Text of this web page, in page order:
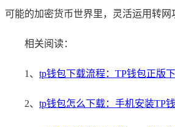
可能的加密货币世界里，灵活运用转
相关阅读：
1、 tp钱包下载流程：TP钱包正版
2、 tp钱包怎么下载：手机安装TP